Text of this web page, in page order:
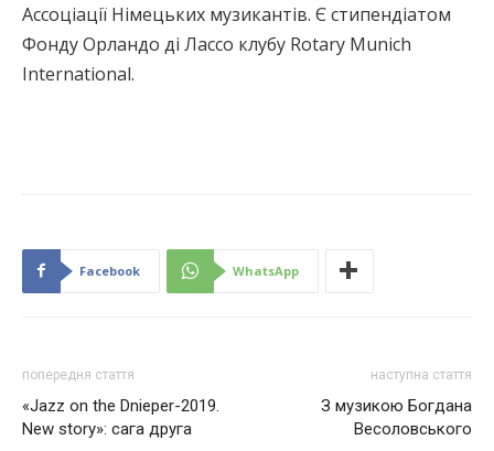
Ассоціації Німецьких музикантів. Є стипендіатом
Фонду Орландо ді Лассо клубу Rotary Munich
International.
Facebook WhatsApp
попередня стаття
«Jazz on the Dnieper-2019.
New story»: сага друга
наступна стаття
З музикою Богдана
Весоловського